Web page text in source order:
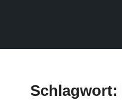
Schlagwort: